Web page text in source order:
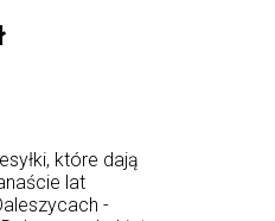
które dają
lat
-